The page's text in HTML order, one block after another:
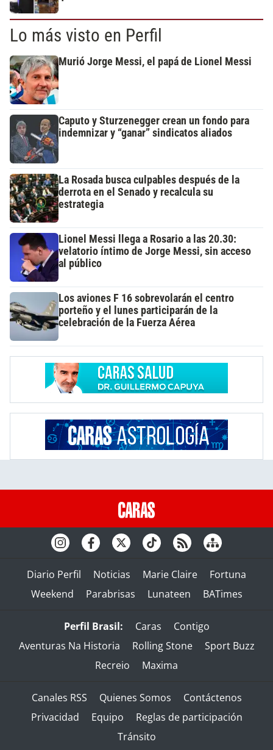
Lo más visto en Perfil
Murió Jorge Messi, el papá de Lionel Messi
Caputo y Sturzenegger crean un fondo para
indemnizar y “ganar” sindicatos aliados
La Rosada busca culpables después de la
derrota en el Senado y recalcula su
estrategia
Lionel Messi llega a Rosario a las 20.30:
velatorio íntimo de Jorge Messi, sin acceso
al público
Los aviones F 16 sobrevolarán el centro
porteño y el lunes participarán de la
celebración de la Fuerza Aérea
Diario Perfil Noticias Marie Claire
Fortuna
Weekend
Parabrisas Lunateen BATimes
Perfil Brasil: Caras
Contigo
Aventuras Na Historia
Rolling Stone
Sport Buzz
Recreio
Maxima
Canales RSS Quienes Somos
Contáctenos
Privacidad
Equipo
Reglas de participación
Tránsito